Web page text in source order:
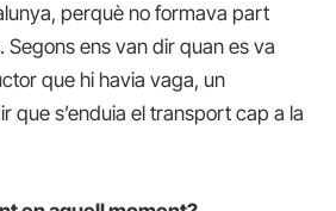
perquè no formava part
Segons ens van dir quan es va
que hi havia vaga, un
que s’enduia el transport cap a la